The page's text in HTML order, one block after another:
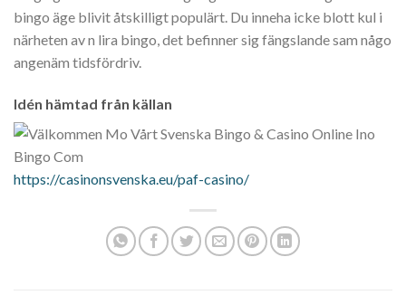
bingo äge blivit åtskilligt populärt. Du inneha icke blott kul i
närheten av n lira bingo, det befinner sig fängslande sam någo
angenäm tidsfördriv.
Idén hämtad från källan
https://casinonsvenska.eu/paf-casino/